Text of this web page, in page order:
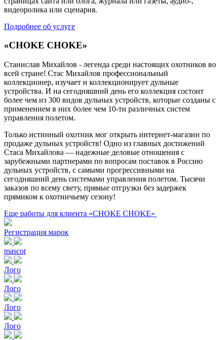
видеоролика или сценария.
Подробнее об услуге
«CHOKE CHOKE»
Станислав Михайлов - легенда среди настоящих охотников во
всей стране! Стас Михайлов профессиональный
коллекционер, изучает и коллекционирует дульные
устройства. И на сегодняшний день его коллекция состоит
более чем из 300 видов дульных устройств, которые созданы с
применением в них более чем 10-ти различных систем
управления полетом.
Только истинный охотник мог открыть интернет-магазин по
продаже дульных устройств! Одно из главных достижений
Стаса Михайлова — надежные деловые отношения с
зарубежными партнерами по вопросам поставок в Россию
дульных устройств, с самыми прогрессивными на
сегодняшний день системами управления полетом. Тысячи
заказов по всему свету, прямые отгрузки без задержек
прямиком к охотничьему сезону!
Еще работы для клиента «CHOKE CHOKE»
Регистрация марок
mascot
Лого
Лого
Лого
Лого